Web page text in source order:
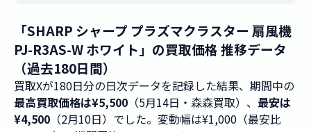
「SHARP シャープ プラズマクラスター 扇風機
PJ-R3AS-W ホワイト」の買取価格 推移データ
（過去180日間）
買取Xが180日分の日次データを記録した結果、期間中の
最高買取価格は¥5,500 （5月14日・森森買取）、 最安は
¥4,500 （2月10日）でした。変動幅は¥1,000（最安比